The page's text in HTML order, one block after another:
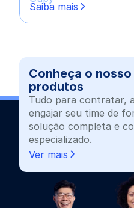
Saiba mais
Conheça o
produtos
Tudo para contratar,
engajar seu time de
solução completa e
especializado.
Ver mais